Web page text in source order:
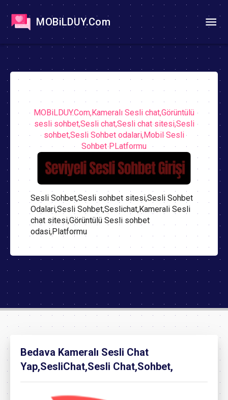
MOBiLDUY.Com
MOBiLDUY.Com,Kameralı Sesli chat,Görüntülü
sesli sohbet,Sesli chat,Sesli chat sitesi,Sesli
sohbet,Sesli Sohbet odalari,Mobil Sesli
Sohbet PLatformu
Sesli Sohbet,Sesli sohbet sitesi,Sesli Sohbet
Odalari,Sesli Sohbet,Seslichat,Kamerali Sesli
chat sitesi,Görüntülü Sesli sohbet
odasi,Platformu
Bedava Kameralı Sesli Chat
Yap,SesliChat,Sesli Chat,Sohbet,